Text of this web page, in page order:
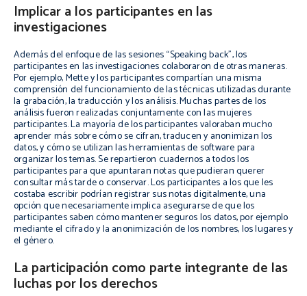
Implicar a los participantes en las
investigaciones
Además del enfoque de las sesiones “Speaking back”, los
participantes en las investigaciones colaboraron de otras maneras.
Por ejemplo, Mette y los participantes compartían una misma
comprensión del funcionamiento de las técnicas utilizadas durante
la grabación, la traducción y los análisis. Muchas partes de los
análisis fueron realizadas conjuntamente con las mujeres
participantes. La mayoría de los participantes valoraban mucho
aprender más sobre cómo se cifran, traducen y anonimizan los
datos, y cómo se utilizan las herramientas de software para
organizar los temas. Se repartieron cuadernos a todos los
participantes para que apuntaran notas que pudieran querer
consultar más tarde o conservar. Los participantes a los que les
costaba escribir podrían registrar sus notas digitalmente, una
opción que necesariamente implica asegurarse de que los
participantes saben cómo mantener seguros los datos, por ejemplo
mediante el cifrado y la anonimización de los nombres, los lugares y
el género.
La participación como parte integrante de las
luchas por los derechos